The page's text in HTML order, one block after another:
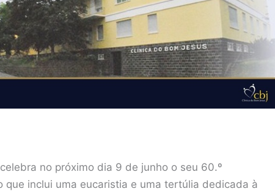
no próximo dia 9 de junho o seu 60.º
que inclui uma eucaristia e uma tertúlia dedicada à